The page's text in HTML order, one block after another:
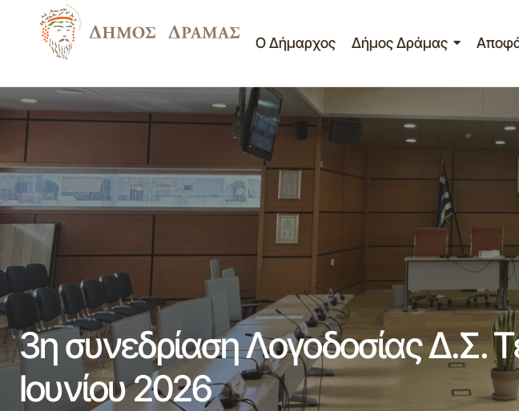
Ο Δήμαρχος Δήμος Δράμας
Πρόσκληση 21ης/02-06-2026
Συνεδρίασης Δημοτικής Επιτροπής
Δημοτικό Συμβούλιο
Προσκλήσεις Δ.Σ.
3η συνεδρίαση Λογοδοσίας Δ.Σ.
Ιουνίου 2026